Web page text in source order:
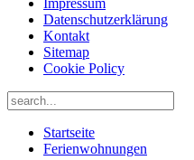
Impressum
Datenschutzerklärung
Kontakt
Sitemap
Cookie Policy
Startseite
Ferienwohnungen